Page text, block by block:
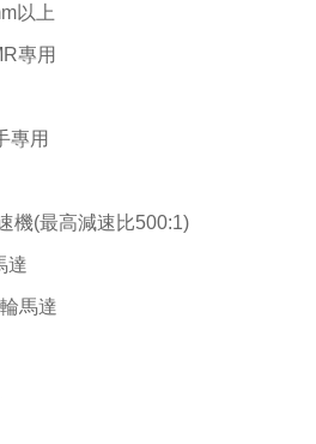
以上
專用
專用
機(最高減速比500:1)
達
馬達